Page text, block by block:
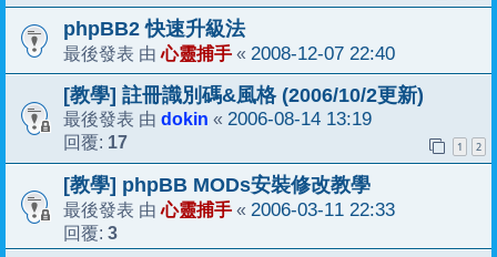
phpBB2 快速升級法
最後發表 由心靈捕手 « 2008-12-07 22:40
[教學] 註冊識別碼&風格 (2006/10/2更新)
最後發表 由 dokin « 2006-08-14 13:19
回覆: 17 1 2
[教學] phpBB MODs安裝修改教學
最後發表 由心靈捕手 « 2006-03-11 22:33
回覆: 3